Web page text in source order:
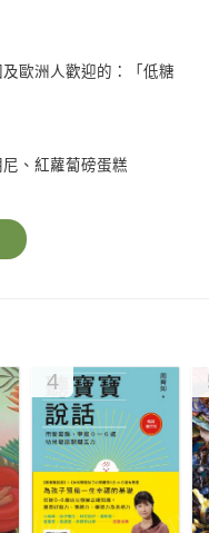
歐洲人歡迎的：「低糖
、紅蘿蔔磅蛋糕
大理石蛋糕
樂趣、不內疚的食
讓你吃得心滿意足。
4